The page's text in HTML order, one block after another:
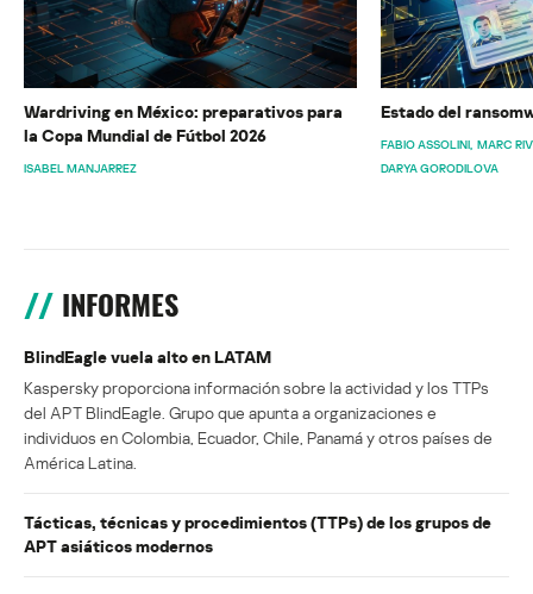
Wardriving en México: preparativos para
la Copa Mundial de Fútbol 2026
ISABEL MANJARREZ
Estado del
FABIO ASSOLINI MARC
DARYA GORODILOVA
INFORMES
BlindEagle vuela alto en LATAM
Kaspersky proporciona información sobre la actividad y los TTPs
del APT BlindEagle. Grupo que apunta a organizaciones e
individuos en Colombia, Ecuador, Chile, Panamá y otros países de
América Latina.
Tácticas, técnicas y procedimientos (TTPs) de los grupos de
APT asiáticos modernos